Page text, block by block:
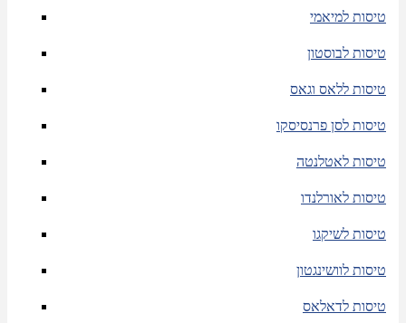
טיסות למיאמי
טיסות לבוסטון
טיסות ללאס וגאס
טיסות לסן פרנסיסקו
טיסות לאטלנטה
טיסות לאורלנדו
טיסות לשיקגו
טיסות לוושינגטון
טיסות לדאלאס